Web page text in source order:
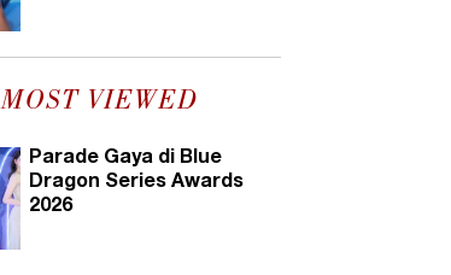
MOST VIEWED
Parade Gaya di Blue
Dragon Series Awards
2026